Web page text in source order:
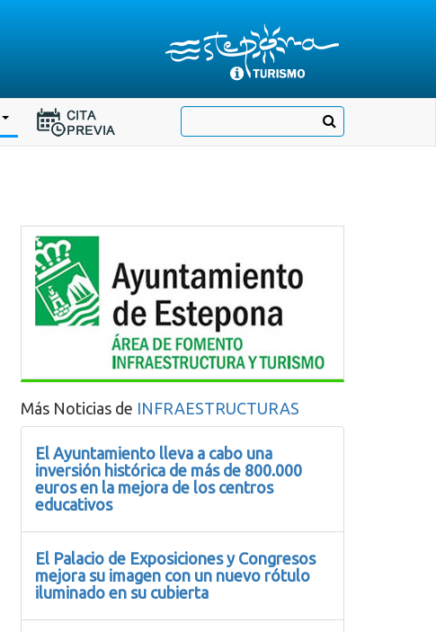
página
Buscar
Ir
a
Más Noticias de INFRAESTRUCTURAS
El Ayuntamiento lleva a cabo una
inversión histórica de más de 800.000
euros en la mejora de los centros
educativos
El Palacio de Exposiciones y Congresos
mejora su imagen con un nuevo rótulo
iluminado en su cubierta